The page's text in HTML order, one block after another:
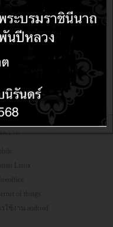
ความ
Linux
of things
รใช้งาน android